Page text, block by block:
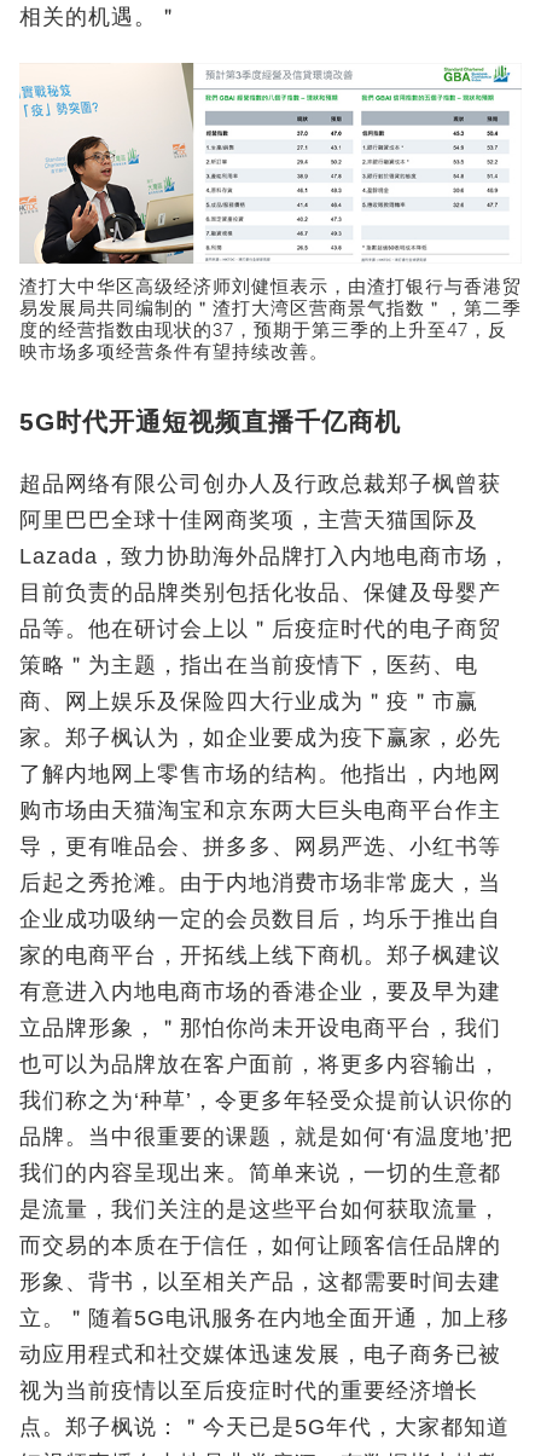
相关的机遇。＂
渣打大中华区高级经济师刘健恒表示，由渣打银行与香港贸
易发展局共同编制的＂渣打大湾区营商景气指数＂，第二季
度的经营指数由现状的37，预期于第三季的上升至47，反
映市场多项经营条件有望持续改善。
5G时代开通短视频直播千亿商机
超品网络有限公司创办人及行政总裁郑子枫曾获
阿里巴巴全球十佳网商奖项，主营天猫国际及
Lazada，致力协助海外品牌打入内地电商市场，
目前负责的品牌类别包括化妆品、保健及母婴产
品等。他在研讨会上以＂后疫症时代的电子商贸
策略＂为主题，指出在当前疫情下，医药、电
商、网上娱乐及保险四大行业成为＂疫＂市赢
家。郑子枫认为，如企业要成为疫下赢家，必先
了解内地网上零售市场的结构。他指出，内地网
购市场由天猫淘宝和京东两大巨头电商平台作主
导，更有唯品会、拼多多、网易严选、小红书等
后起之秀抢滩。由于内地消费市场非常庞大，当
企业成功吸纳一定的会员数目后，均乐于推出自
家的电商平台，开拓线上线下商机。郑子枫建议
有意进入内地电商市场的香港企业，要及早为建
立品牌形象，＂那怕你尚未开设电商平台，我们
也可以为品牌放在客户面前，将更多内容输出，
我们称之为‘种草’，令更多年轻受众提前认识你的
品牌。当中很重要的课题，就是如何‘有温度地’把
我们的内容呈现出来。简单来说，一切的生意都
是流量，我们关注的是这些平台如何获取流量，
而交易的本质在于信任，如何让顾客信任品牌的
形象、背书，以至相关产品，这都需要时间去建
立。＂随着5G电讯服务在内地全面开通，加上移
动应用程式和社交媒体迅速发展，电子商务已被
视为当前疫情以至后疫症时代的重要经济增长
点。郑子枫说：＂今天已是5G年代，大家都知道